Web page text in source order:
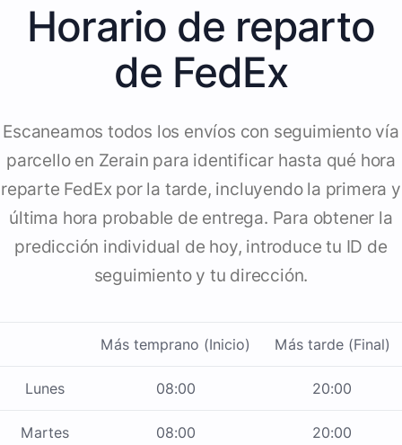
Horario de reparto
de FedEx
Escaneamos todos los envíos con seguimiento vía
parcello en Zerain para identificar hasta qué hora
reparte FedEx por la tarde, incluyendo la primera y
última hora probable de entrega. Para obtener la
predicción individual de hoy, introduce tu ID de
seguimiento y tu dirección.
Más temprano (Inicio) Más tarde (Final)
Lunes 08:00 20:00
Martes 08:00 20:00